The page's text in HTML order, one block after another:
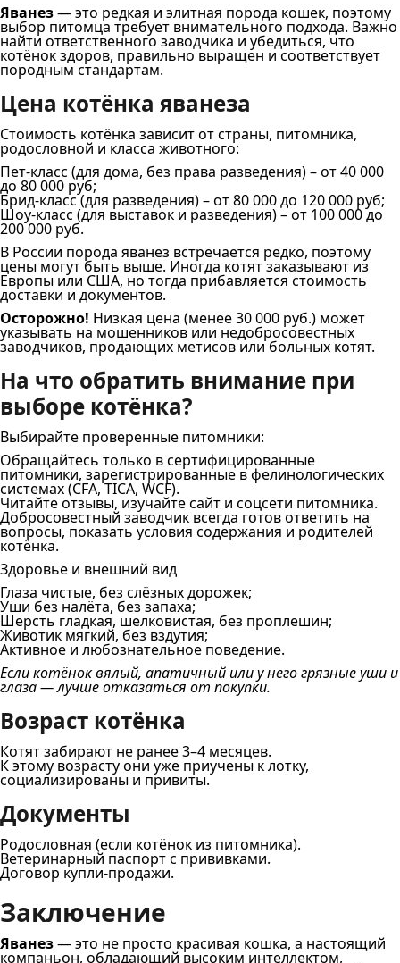
Яванез— это редкая и элитная порода кошек, поэтому
выбор питомца требует внимательного подхода. Важно
найти ответственного заводчика и убедиться, что
котёнок здоров, правильно выращен и соответствует
породным стандартам.
Цена котёнка яванеза
Стоимость котёнка зависит от страны, питомника,
родословной и класса животного:
Пет-класс (для дома, без права разведения) – от 40 000
до 80 000 руб;
Брид-класс (для разведения) – от 80 000 до 120 000 руб;
Шоу-класс (для выставок и разведения) – от 100 000 до
200 000 руб.
В России порода яванез встречается редко, поэтому
цены могут быть выше. Иногда котят заказывают из
Европы или США, но тогда прибавляется стоимость
доставки и документов.
Осторожно! Низкая цена (менее 30 000 руб.) может
указывать на мошенников или недобросовестных
заводчиков, продающих метисов или больных котят.
На что обратить внимание при
выборе котёнка?
Выбирайте проверенные питомники:
Обращайтесь только в сертифицированные
питомники, зарегистрированные в фелинологических
системах (CFA, TICA, WCF).
Читайте отзывы, изучайте сайт и соцсети питомника.
Добросовестный заводчик всегда готов ответить на
вопросы, показать условия содержания и родителей
котёнка.
Здоровье и внешний вид
Глаза чистые, без слёзных дорожек;
Уши без налёта, без запаха;
Шерсть гладкая, шелковистая, без проплешин;
Животик мягкий, без вздутия;
Активное и любознательное поведение.
Если котёнок вялый, апатичный или у него грязные уши и
глаза — лучше отказаться от покупки.
Возраст котёнка
Котят забирают не ранее 3–4 месяцев.
К этому возрасту они уже приучены к лотку,
социализированы и привиты.
Документы
Родословная (если котёнок из питомника).
Ветеринарный паспорт с прививками.
Договор купли-продажи.
Заключение
Яванез— это не просто красивая кошка, а настоящий
компаньон, обладающий высоким интеллектом,